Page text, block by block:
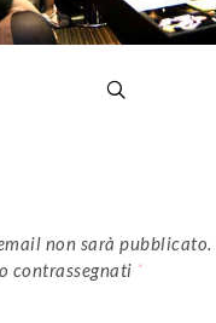
non sarà pubblicato.
contrassegnati *